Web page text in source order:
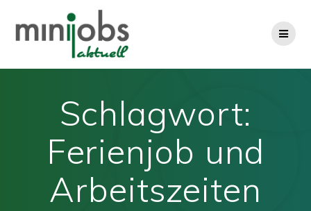
Schlagwort:
Ferienjob und
Arbeitszeiten